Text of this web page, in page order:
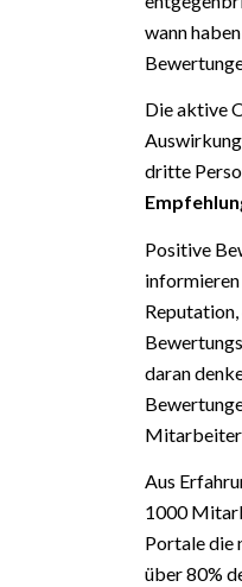
wann
Die aktive
dritte
Positive
daran
Mitarbeiter
Aus
1000
Portale die
über 80%